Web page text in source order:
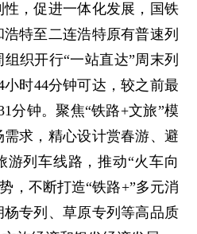
，促进一体化发展，国铁
特至二连浩特原有普速列
织开行“一站直达”周末列
时44分钟可达，较之前最
分钟。聚焦“铁路+文旅”模
求，精心设计赏春游、避
游列车线路，推动“火车向
，不断打造“铁路+”多元消
专列、草原专列等高品质